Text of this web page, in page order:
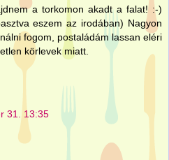
a torkomon akadt a falat! :-)
eszem az irodában) Nagyon
fogom, postaládám lassan eléri
körlevek miatt.
31. 13:35